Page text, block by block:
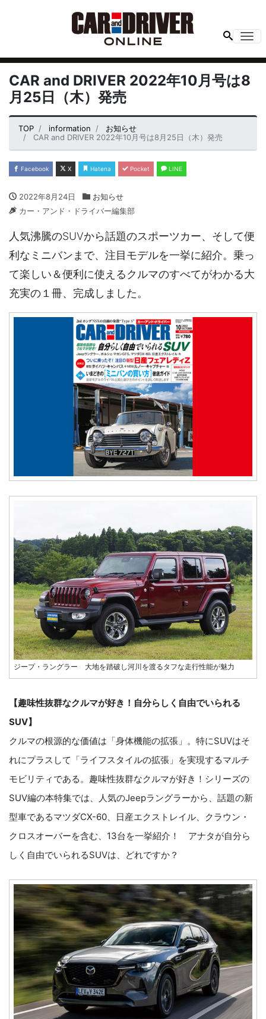
CAR and DRIVER 2022年10月号は8
月25日（木）発売
TOP information
お知らせ
CAR and DRIVER 2022年10月号は8月25日（木）発売
Facebook X Hatena Pocket LINE
2022年8月24日
お知らせ
カー・アンド・ドライバー編集部
人気沸騰のSUVから話題のスポーツカー、そして便
利なミニバンまで、注目モデルを一挙に紹介。乗っ
て楽しい＆便利に使えるクルマのすべてがわかる大
充実の１冊、完成しました。
ジープ・ラングラー 大地を踏破し河川を渡るタフな走行性能が魅力
【趣味性抜群なクルマが好き！自分らしく自由でいられる
SUV】
クルマの根源的な価値は「身体機能の拡張」。特にSUVはそ
れにプラスして「ライフスタイルの拡張」を実現するマルチ
モビリティである。趣味性抜群なクルマが好き！シリーズの
SUV編の本特集では、人気のJeepラングラーから、話題の新
型車であるマツダCX-60、日産エクストレイル、クラウン・
クロスオーバーを含む、13台を一挙紹介！ アナタが自分ら
しく自由でいられるSUVは、どれですか？